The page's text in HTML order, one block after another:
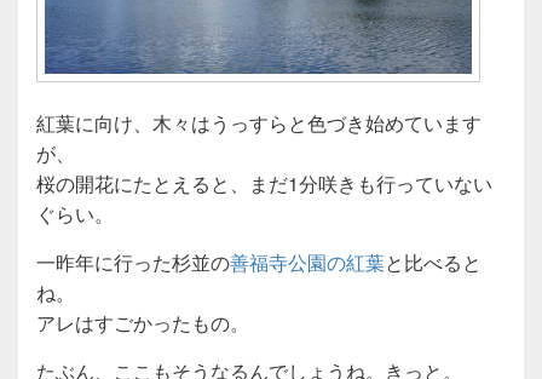
紅葉に向け、木々はうっすらと色づき始めています
が、
桜の開花にたとえると、まだ1分咲きも行っていない
ぐらい。
一昨年に行った杉並の善福寺公園の紅葉と比べると
ね。
アレはすごかったもの。
たぶん、ここもそうなるんでしょうね。きっと。